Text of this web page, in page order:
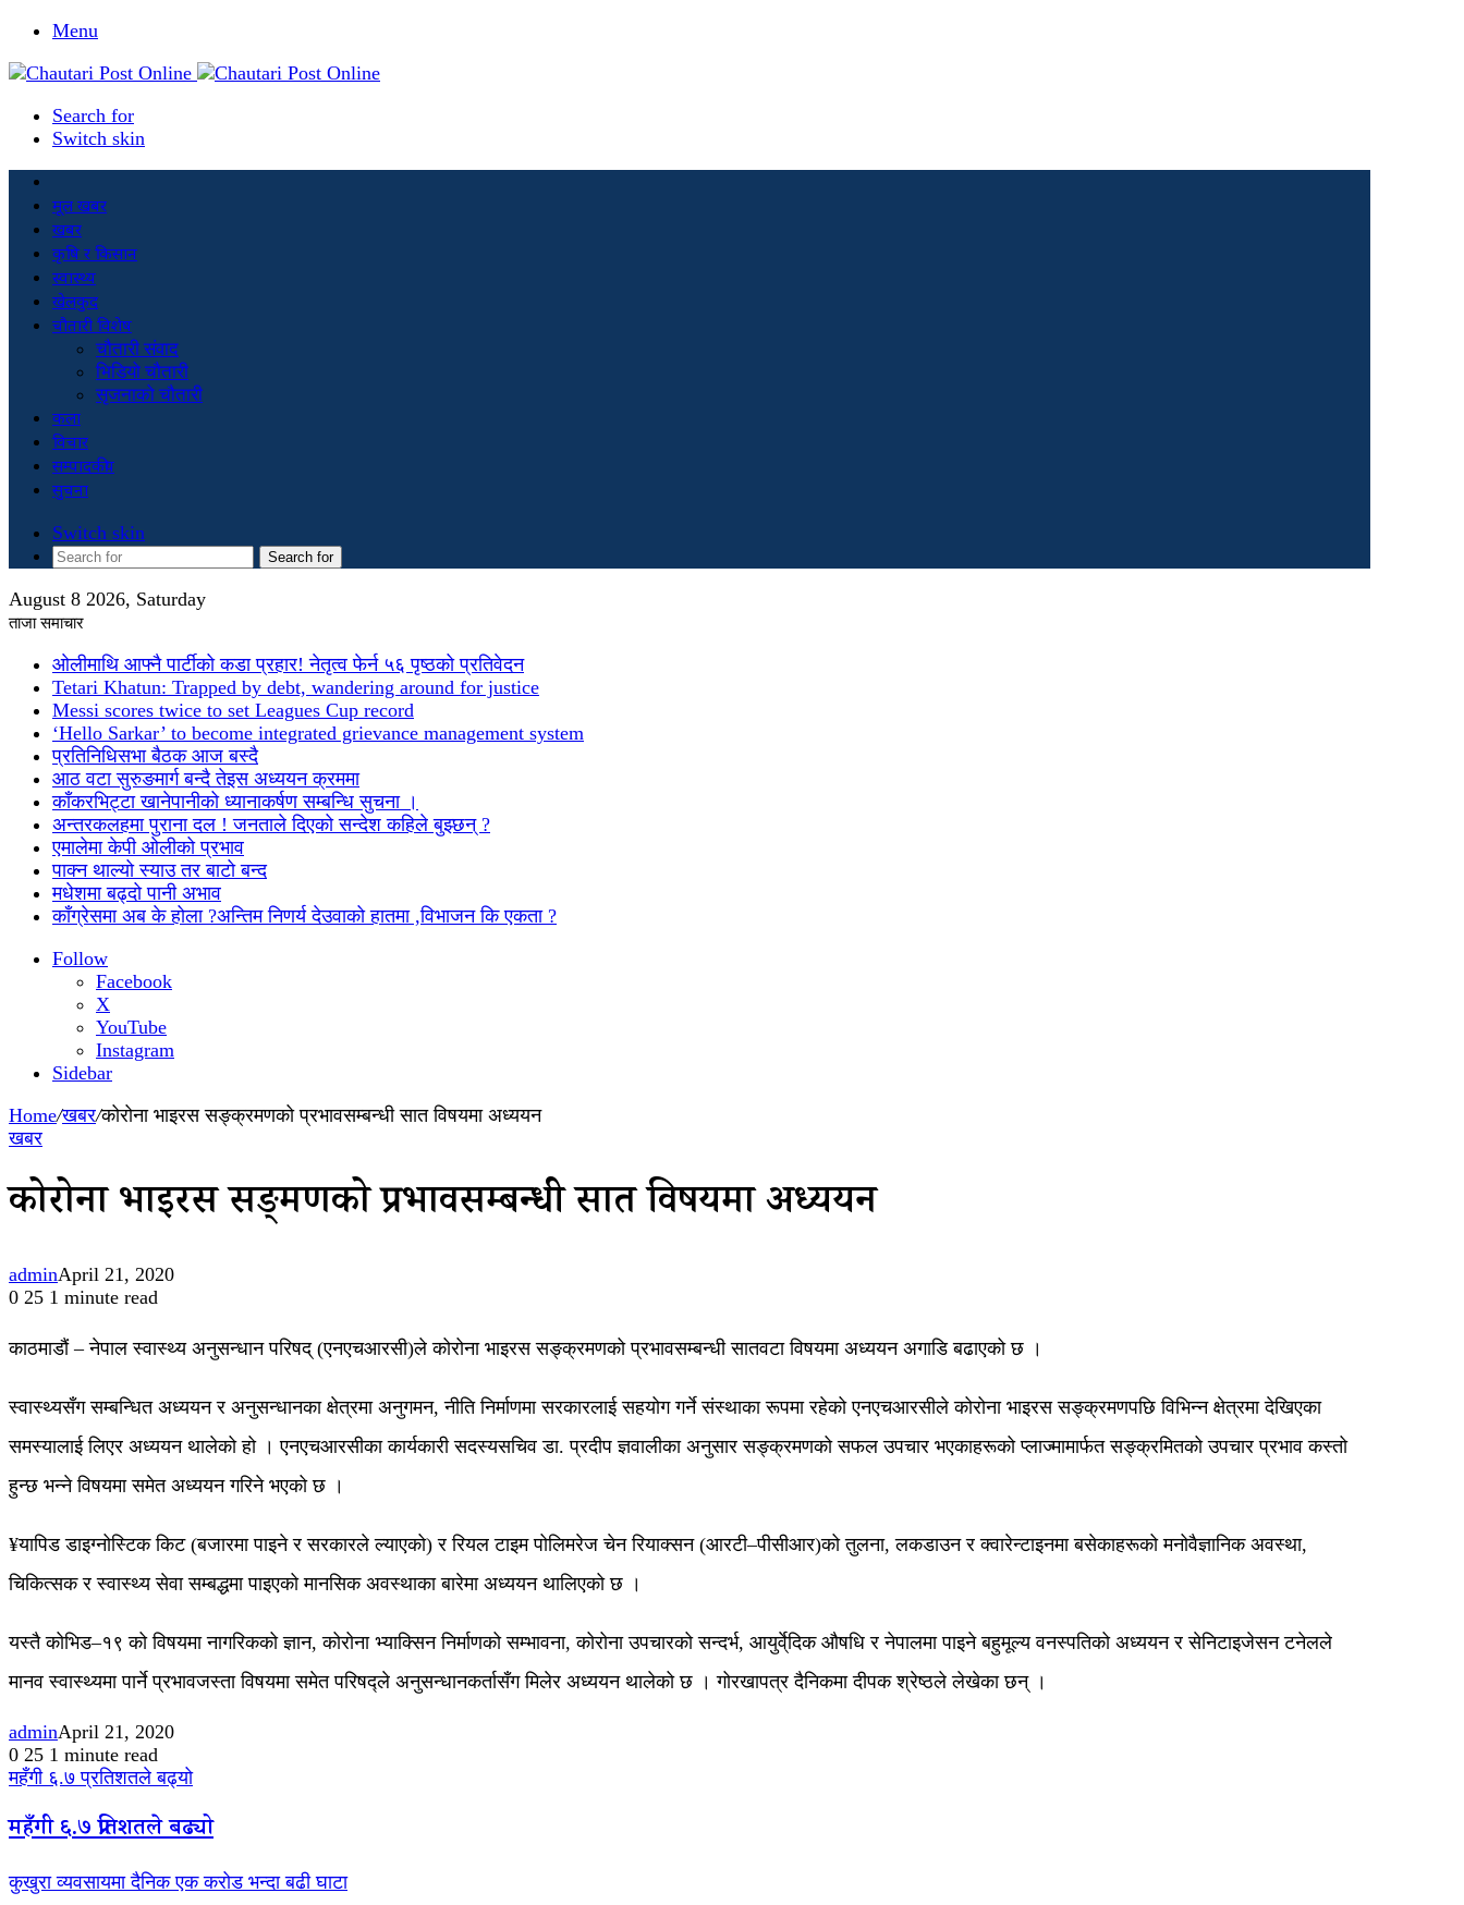
Menu
Search for
Switch skin
मूल खबर
खबर
कृषि र किसान
स्वास्थ्य
खेलकुद
चौतारी विशेष
चौतारी संवाद
भिडियो चौतारी
सृजनाको चौतारी
कला
विचार
सम्पादकीय
सुचना
Switch skin
Search for
August 8 2026, Saturday
ताजा समाचार
ओलीमाथि आफ्नै पार्टीको कडा प्रहार! नेतृत्व फेर्न ५६ पृष्ठको प्रतिवेदन
Tetari Khatun: Trapped by debt, wandering around for justice
Messi scores twice to set Leagues Cup record
‘Hello Sarkar’ to become integrated grievance management system
प्रतिनिधिसभा बैठक आज बस्दै
आठ वटा सुरुङमार्ग बन्दै तेइस अध्ययन क्रममा
काँकरभिट्टा खानेपानीको ध्यानाकर्षण सम्बन्धि सुचना ।
अन्तरकलहमा पुराना दल ! जनताले दिएको सन्देश कहिले बुझ्छन् ?
एमालेमा केपी ओलीको प्रभाव
पाक्न थाल्यो स्याउ तर बाटो बन्द
मधेशमा बढ्दो पानी अभाव
काँग्रेसमा अब के होला ?अन्तिम निणर्य देउवाको हातमा ,विभाजन कि एकता ?
Follow
Facebook
X
YouTube
Instagram
Sidebar
Home/खबर/कोरोना भाइरस सङ्क्रमणको प्रभावसम्बन्धी सात विषयमा अध्ययन
खबर
कोरोना भाइरस सङ्क्रमणको प्रभावसम्बन्धी सात विषयमा अध्ययन
adminApril 21, 2020
0 25 1 minute read
काठमाडौं – नेपाल स्वास्थ्य अनुसन्धान परिषद् (एनएचआरसी)ले कोरोना भाइरस सङ्क्रमणको प्रभावसम्बन्धी सातवटा विषयमा अध्ययन अगाडि बढाएको छ ।
स्वास्थ्यसँग सम्बन्धित अध्ययन र अनुसन्धानका क्षेत्रमा अनुगमन, नीति निर्माणमा सरकारलाई सहयोग गर्ने संस्थाका रूपमा रहेको एनएचआरसीले कोरोना भाइरस सङ्क्रमणपछि विभिन्न क्षेत्रमा देखिएका
समस्यालाई लिएर अध्ययन थालेको हो । एनएचआरसीका कार्यकारी सदस्यसचिव डा. प्रदीप ज्ञवालीका अनुसार सङ्क्रमणको सफल उपचार भएकाहरूको प्लाज्मामार्फत सङ्क्रमितको उपचार प्रभाव कस्तो
हुन्छ भन्ने विषयमा समेत अध्ययन गरिने भएको छ ।
¥यापिड डाइग्नोस्टिक किट (बजारमा पाइने र सरकारले ल्याएको) र रियल टाइम पोलिमरेज चेन रियाक्सन (आरटी–पीसीआर)को तुलना, लकडाउन र क्वारेन्टाइनमा बसेकाहरूको मनोवैज्ञानिक अवस्था,
चिकित्सक र स्वास्थ्य सेवा सम्बद्धमा पाइएको मानसिक अवस्थाका बारेमा अध्ययन थालिएको छ ।
यस्तै कोभिड–१९ को विषयमा नागरिकको ज्ञान, कोरोना भ्याक्सिन निर्माणको सम्भावना, कोरोना उपचारको सन्दर्भ, आयुर्वे्दिक औषधि र नेपालमा पाइने बहुमूल्य वनस्पतिको अध्ययन र सेनिटाइजेसन टनेलले
मानव स्वास्थ्यमा पार्ने प्रभावजस्ता विषयमा समेत परिषद्ले अनुसन्धानकर्तासँग मिलेर अध्ययन थालेको छ । गोरखापत्र दैनिकमा दीपक श्रेष्ठले लेखेका छन् ।
adminApril 21, 2020
0 25 1 minute read
महँगी ६.७ प्रतिशतले बढ्यो
महँगी ६.७ प्रतिशतले बढ्यो
कुखुरा व्यवसायमा दैनिक एक करोड भन्दा बढी घाटा